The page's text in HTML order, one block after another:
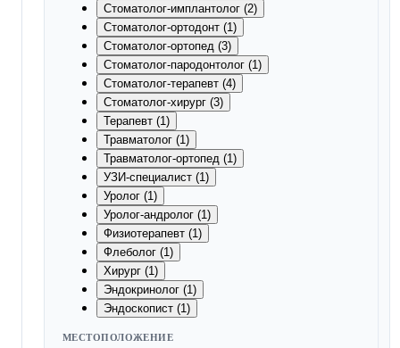
Стоматолог-имплантолог (2)
Стоматолог-ортодонт (1)
Стоматолог-ортопед (3)
Стоматолог-пародонтолог (1)
Стоматолог-терапевт (4)
Стоматолог-хирург (3)
Терапевт (1)
Травматолог (1)
Травматолог-ортопед (1)
УЗИ-специалист (1)
Уролог (1)
Уролог-андролог (1)
Физиотерапевт (1)
Флеболог (1)
Хирург (1)
Эндокринолог (1)
Эндоскопист (1)
МЕСТОПОЛОЖЕНИЕ